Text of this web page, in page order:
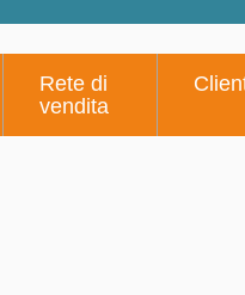
Rete di
vendita